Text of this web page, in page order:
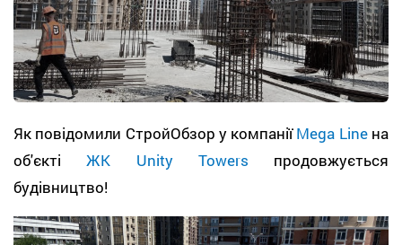
Як повідомили СтройОбзор у компаніїMega Lineна
об'єктіЖК Unity Towers продовжується
будівництво!